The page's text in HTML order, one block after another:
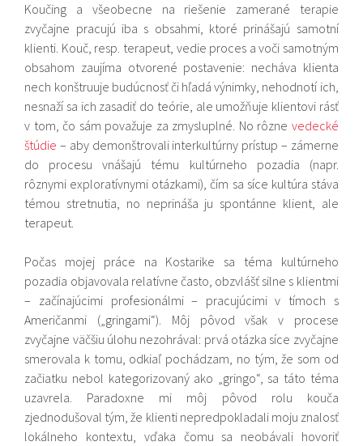
Koučing a všeobecne na riešenie zamerané terapie
zvyčajne pracujú iba s obsahmi, ktoré prinášajú samotní
klienti. Kouč, resp. terapeut, vedie proces a voči samotným
obsahom zaujíma otvorené postavenie: necháva klienta
nech konštruuje budúcnosť či hľadá výnimky, nehodnotí ich,
nesnaží sa ich zasadiť do teórie, ale umožňuje klientovi rásť
v tom, čo sám považuje za zmysluplné. No rôzne vedecké
štúdie – aby demonštrovali interkultúrny prístup – zámerne
do procesu vnášajú tému kultúrneho pozadia (napr.
rôznymi exploratívnymi otázkami), čím sa síce kultúra stáva
témou stretnutia, no neprináša ju spontánne klient, ale
terapeut.
Počas mojej práce na Kostarike sa téma kultúrneho
pozadia objavovala relatívne často, obzvlášť silne s klientmi
– začínajúcimi profesionálmi – pracujúcimi v tímoch s
Američanmi („gringami“). Môj pôvod však v procese
zvyčajne väčšiu úlohu nezohrával: prvá otázka síce zvyčajne
smerovala k tomu, odkiaľ pochádzam, no tým, že som od
začiatku nebol kategorizovaný ako „gringo“, sa táto téma
uzavrela. Paradoxne mi môj pôvod rolu kouča
zjednodušoval tým, že klienti nepredpokladali moju znalosť
lokálneho kontextu, vďaka čomu sa neobávali hovoriť